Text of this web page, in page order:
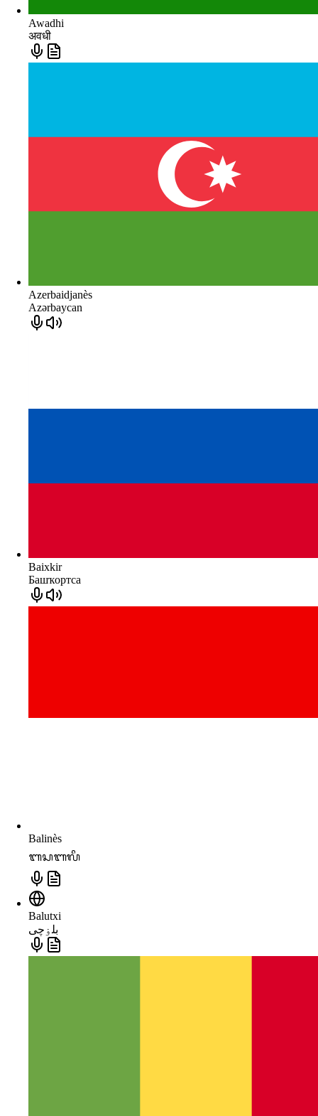
Awadhi
अवधी
Azerbaidjanès
Azərbaycan
Baixkir
Башҡортса
Balinès
ᬩᬲᬩᬮᬶ
Balutxi
بلۏچی